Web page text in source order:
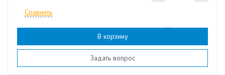
Наличие:есть
Сравнить
В корзину
Задать вопрос